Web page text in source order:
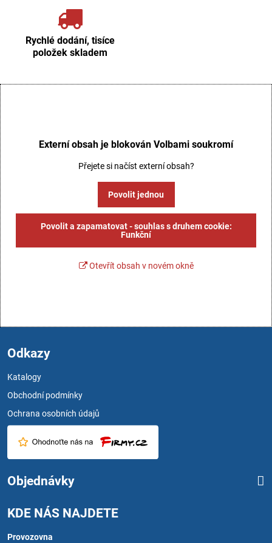
Rychlé dodání, tisíce
položek skladem
Externí obsah je blokován Volbami soukromí
Přejete si načíst externí obsah?
Povolit jednou
Povolit a zapamatovat - souhlas s druhem cookie:
Funkční
Otevřít obsah v novém okně
Odkazy
Katalogy
Obchodní podmínky
Ochrana osobních údajů
Objednávky
KDE NÁS NAJDETE
Provozovna